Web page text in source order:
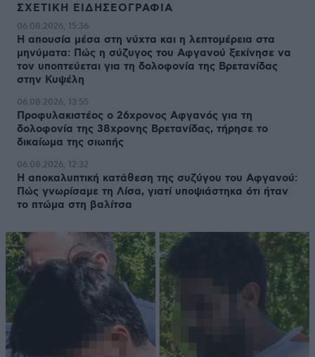
ΣΧΕΤΙΚΗ ΕΙΔΗΣΕΟΓΡΑΦΙΑ
Η απουσία μέσα στη νύχτα και η λεπτομέρεια στα
μηνύματα: Πώς η σύζυγος του Αφγανού ξεκίνησε να
τον υποπτεύεται για τη δολοφονία της Βρετανίδας
στην Κυψέλη
06.08.2026, 15:36
Προφυλακιστέος ο 26χρονος Αφγανός για τη
δολοφονία της 38χρονης Βρετανίδας, τήρησε το
δικαίωμα της σιωπής
06.08.2026, 13:55
Η αποκαλυπτική κατάθεση της συζύγου του Αφγανού:
Πώς γνωρίσαμε τη Λίσα, γιατί υποψιάστηκα ότι ήταν
το πτώμα στη βαλίτσα
06.08.2026, 12:32